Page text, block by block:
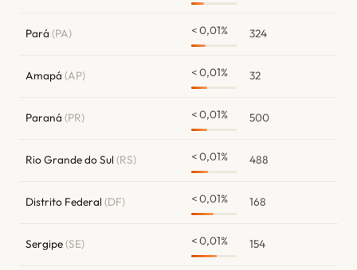
Pará (PA) < 0,01% 324
Amapá (AP) < 0,01% 32
Paraná (PR) < 0,01% 500
Rio Grande do Sul(RS) < 0,01% 488
Distrito Federal(DF) < 0,01% 168
Sergipe(SE) < 0,01% 154